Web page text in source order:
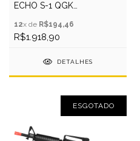
ECHO S-1 QGK
12x de R$194,46
R$1.918,90
DETALHES
ESGOTADO